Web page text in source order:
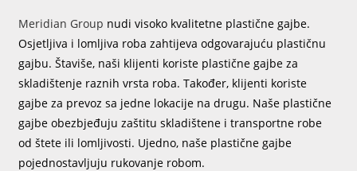
Meridian Group nudi visoko kvalitetne plastične gajbe.
Osjetljiva i lomljiva roba zahtijeva odgovarajuću plastičnu
gajbu. Štaviše, naši klijenti koriste plastične gajbe za
skladištenje raznih vrsta roba. Također, klijenti koriste
gajbe za prevoz sa jedne lokacije na drugu. Naše plastične
gajbe obezbjeđuju zaštitu skladištene i transportne robe
od štete ili lomljivosti. Ujedno, naše plastične gajbe
pojednostavljuju rukovanje robom.